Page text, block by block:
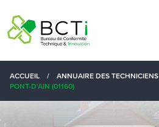
ACCUEIL / ANNUAIRE DES TECHNICIENS
PONT-D'AIN (01160)